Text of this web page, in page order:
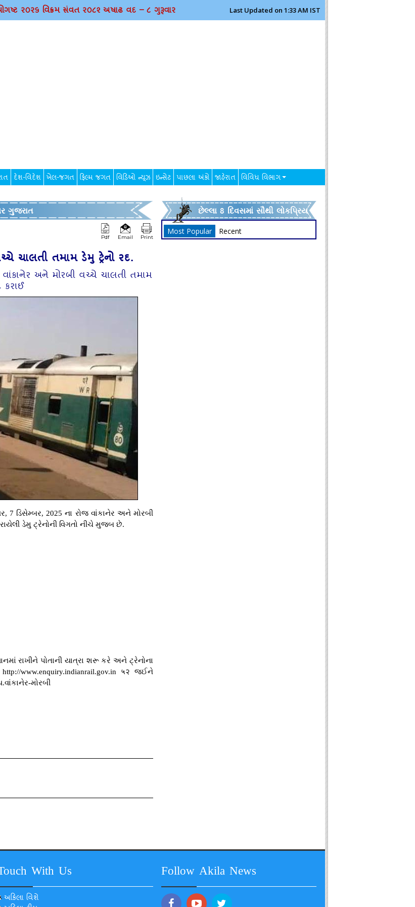
ર૦ર૬ વિક્રમ સંવત ર૦૮૨ અષાઢ વદ – ૮ ગુરૂવાર Last Updated on 1:33 AM IST
દેશ-વિદેશ ખેલ-જગત ફિલ્મ જગત વિડિઓ ન્યૂઝ ઇન્સેટ પાછલા અંકો જાહેરાત વિવિધ વિભાગ
ગુજરાત
Pdf Email Print
ચાલતી તમામ ડેમુ ટ્રેનો રદ.
વાંકાનેર અને મોરબી વચ્ચે ચાલતી તમામ
કરાઈ
7 ડિસેમ્બર, 2025 ના રોજ વાંકાનેર અને મોરબી
ડેમુ ટ્રેનોની વિગતો નીચે મુજબ છે.
રાખીને પોતાની યાત્રા શરૂ કરે અને ટ્રેનોના
www.enquiry.indianrail.gov.in ५२ જઈને
મોરબી
છેલ્લા 8 દિવસમાં સૌથી લોકપ્રિય
Most Popular Recent
With Us
અકિલા વિશે
Follow Akila News